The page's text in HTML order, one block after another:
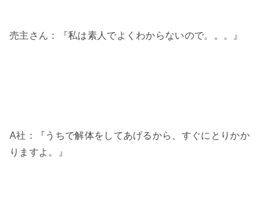
売主さん：『私は素人でよくわからないので。。。』
A社：『うちで解体をしてあげるから、すぐにとりかか
りますよ。』